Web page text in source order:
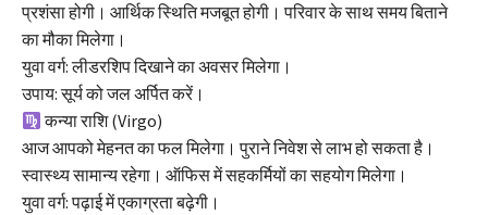
प्रशंसा होगी। आर्थिक स्थिति मजबूत होगी। परिवार के साथ समय बिताने
का मौका मिलेगा।
युवा वर्ग: लीडरशिप दिखाने का अवसर मिलेगा।
उपाय: सूर्य को जल अर्पित करें।
कन्या राशि (Virgo)
आज आपको मेहनत का फल मिलेगा। पुराने निवेश से लाभ हो सकता है।
स्वास्थ्य सामान्य रहेगा। ऑफिस में सहकर्मियों का सहयोग मिलेगा।
युवा वर्ग: पढ़ाई में एकाग्रता बढ़ेगी।